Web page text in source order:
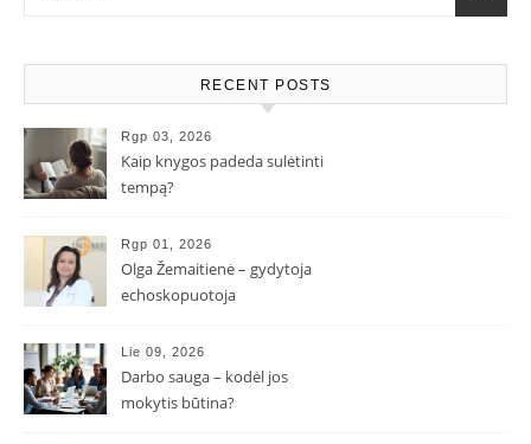
RECENT POSTS
Rgp 03, 2026
Kaip knygos padeda sulėtinti
tempą?
Rgp 01, 2026
Olga Žemaitienė – gydytoja
echoskopuotoja
Lie 09, 2026
Darbo sauga – kodėl jos
mokytis būtina?